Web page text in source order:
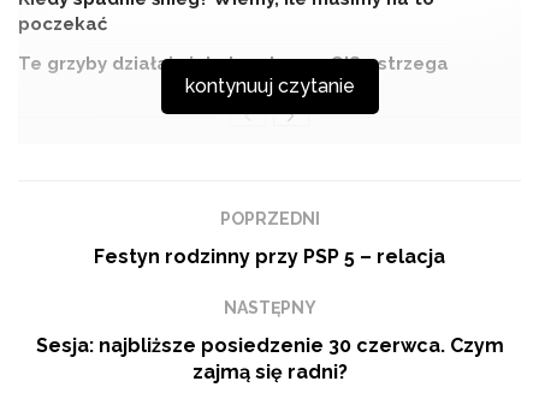
poczekać
Te grzyby działają jak dopalacze. GIS ostrzega
Lewicy Demokratycznej Marek Wikiński.
kontynuuj czytanie
POPRZEDNI
Festyn rodzinny przy PSP 5 – relacja
NASTĘPNY
Sesja: najbliższe posiedzenie 30 czerwca. Czym
zajmą się radni?